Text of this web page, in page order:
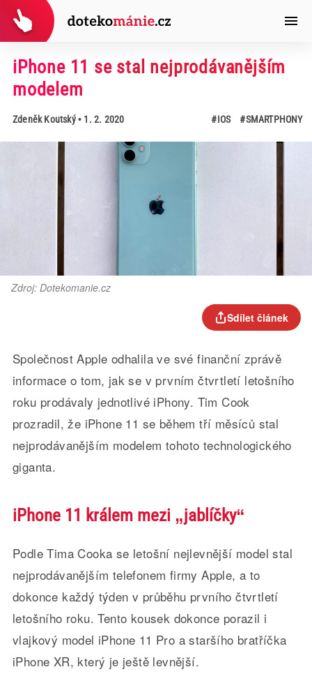
iPhone 11 se stal nejprodávanějším
modelem
Zdeněk Koutský• 1. 2. 2020 #IOS #SMARTPHONY
Zdroj: Dotekomanie.cz
Sdílet článek
Společnost Apple odhalila ve své finanční zprávě
informace o tom, jak se v prvním čtvrtletí letošního
roku prodávaly jednotlivé iPhony. Tim Cook
prozradil, že iPhone 11 se během tří měsíců stal
nejprodávanějším modelem tohoto technologického
giganta.
iPhone 11 králem mezi „jablíčky“
Podle Tima Cooka se letošní nejlevnější model stal
nejprodávanějším telefonem firmy Apple, a to
dokonce každý týden v průběhu prvního čtvrtletí
letošního roku. Tento kousek dokonce porazil i
vlajkový model iPhone 11 Pro a staršího bratříčka
iPhone XR, který je ještě levnější.